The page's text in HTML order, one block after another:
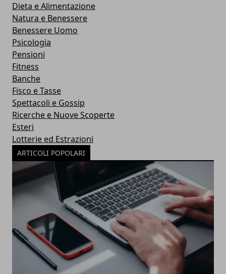
Dieta e Alimentazione
Natura e Benessere
Benessere Uomo
Psicologia
Pensioni
Fitness
Banche
Fisco e Tasse
Spettacoli e Gossip
Ricerche e Nuove Scoperte
Esteri
Lotterie ed Estrazioni
ARTICOLI POPOLARI